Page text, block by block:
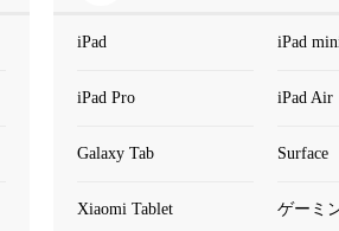
iPad iPad
iPad Pro iPad Air
Galaxy Tab Surface
Xiaomi Tablet ゲーミ